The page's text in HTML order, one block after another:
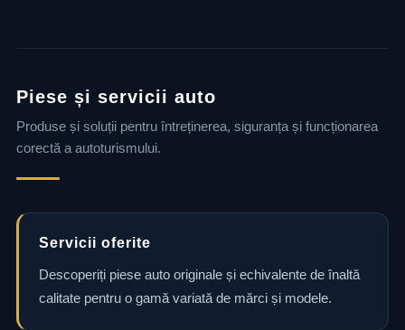
Piese și servicii auto
Produse și soluții pentru întreținerea, siguranța și funcționarea
corectă a autoturismului.
Servicii oferite
Descoperiți piese auto originale și echivalente de înaltă
calitate pentru o gamă variată de mărci și modele.